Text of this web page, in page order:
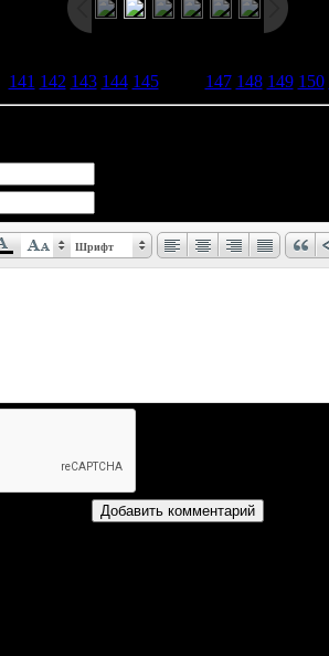
141 142 143 144 145[ 147 148 149 150
Шрифт